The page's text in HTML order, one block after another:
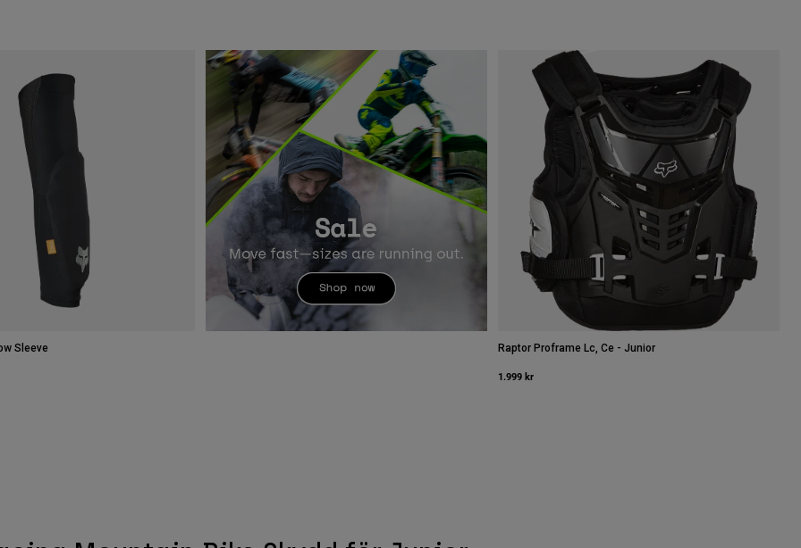
Sleeve Raptor Proframe Lc, Ce - Junior
1.999 kr